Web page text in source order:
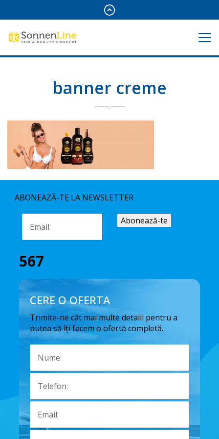
banner creme
ABONEAZĂ-TE LA NEWSLETTER
567
CERE O OFERTA
Trimite-ne cât mai multe detalii pentru a
putea să îți facem o ofertă completă.